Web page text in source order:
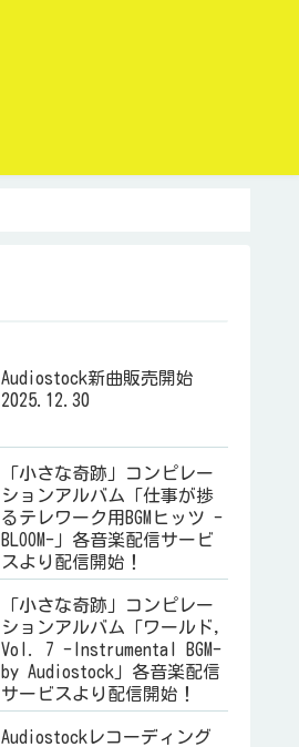
Audiostock新曲販売開始
2025.12.30
「小さな奇跡」コンピレー
ションアルバム「仕事が捗
るテレワーク用BGMヒッツ -
BLOOM-」各音楽配信サービ
スより配信開始！
「小さな奇跡」コンピレー
ションアルバム「ワールド,
Vol. 7 -Instrumental BGM-
by Audiostock」各音楽配信
サービスより配信開始！
Audiostockレコーディング